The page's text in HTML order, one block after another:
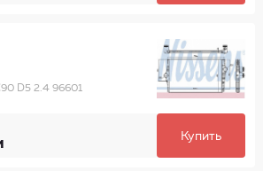
D5 2.4 96601
Купить